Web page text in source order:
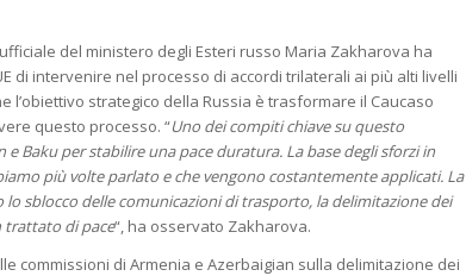
del ministero degli Esteri russo Maria Zakharova ha
di intervenire nel processo di accordi trilaterali ai più alti livelli
l’obiettivo strategico della Russia è trasformare il Caucaso
questo processo. “Uno dei compiti chiave su questo
Baku per stabilire una pace duratura. La base degli sforzi in
più volte parlato e che vengono costantemente applicati. La
sblocco delle comunicazioni di trasporto, la delimitazione dei
trattato di pace“, ha osservato Zakharova.
commissioni di Armenia e Azerbaigian sulla delimitazione dei